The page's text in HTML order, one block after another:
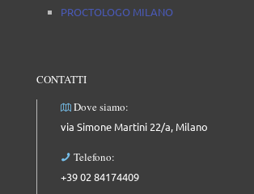
PROCTOLOGO MILANO
CONTATTI
Dove siamo:
via Simone Martini 22/a, Milano
Telefono:
+39 02 84174409